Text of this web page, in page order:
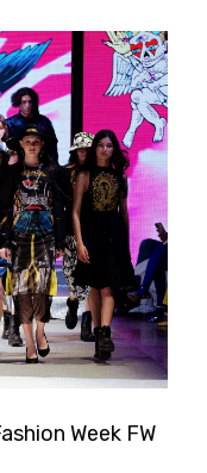
Week FW